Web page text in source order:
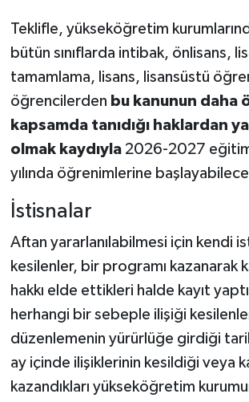
Teklifle, yükseköğretim
bütün sınıflarda intibak, önlisans,
tamamlama, lisans, lisansüstü
öğrencilerden bu kanunun daha
kapsamda tanıdığı haklardan
olmak kaydıyla 2026-2027
yılında öğrenimlerine
İstisnalar
Aftan yararlanılabilmesi için kendi
kesilenler, bir programı kazanarak
hakkı elde ettikleri halde kayıt
herhangi bir sebeple ilişiği
düzenlemenin yürürlüğe girdiği
ay içinde ilişiklerinin kesildiği veya
kazandıkları yükseköğretim